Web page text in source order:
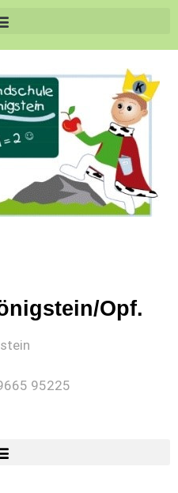
Opf.
95225